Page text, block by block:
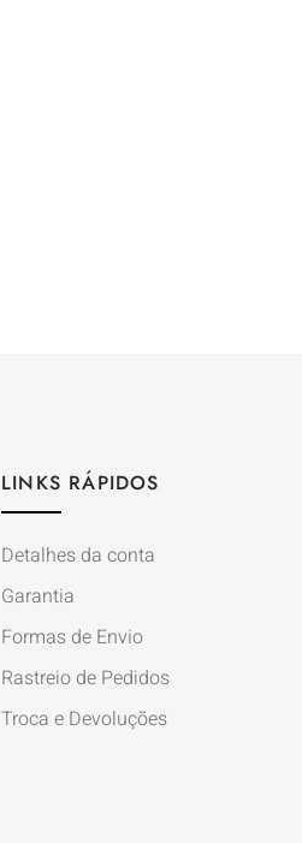
LINKS RÁPIDOS
Detalhes da conta
Garantia
Formas de Envio
Rastreio de Pedidos
Troca e Devoluções